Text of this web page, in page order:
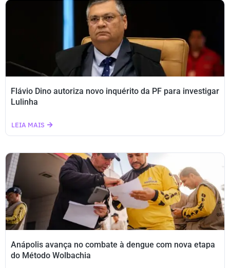
Flávio Dino autoriza novo inquérito da PF para investigar
Lulinha
LEIA MAIS
Anápolis avança no combate à dengue com nova etapa
do Método Wolbachia